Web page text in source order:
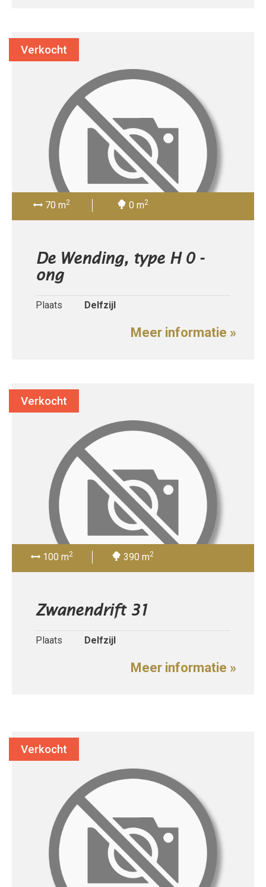
70 m2 0 m2
De Wending, type H 0 -
ong
Plaats Delfzijl
Meer informatie »
Verkocht
100 m2 390 m2
Zwanendrift 31
Plaats Delfzijl
Meer informatie »
Verkocht
Verkocht